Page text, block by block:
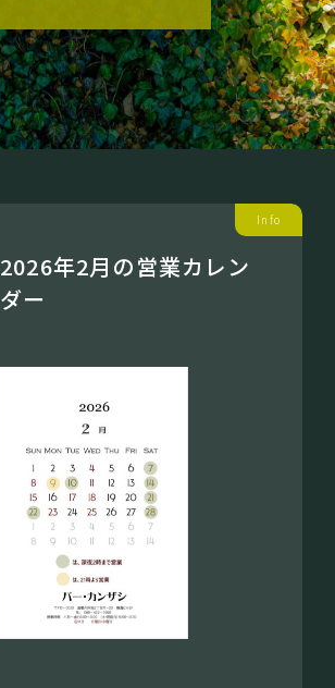
Info
2026年2月の営業カレン
ダー